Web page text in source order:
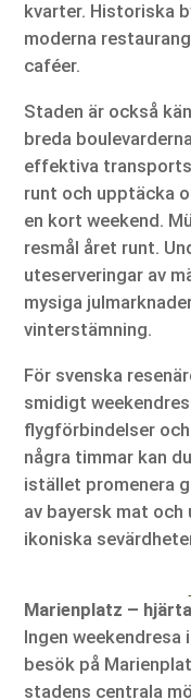
kvarter. Historiska
moderna
caféer.
Staden är också
breda
effektiva
runt och upptäcka
en kort weekend.
resmål året runt.
uteserveringar av
mysiga
vinterstämning.
För svenska
smidigt
flygförbindelser
några timmar kan
istället promenera
av bayersk mat
ikoniska
Marienplatz –
Ingen
besök på
stadens centrala